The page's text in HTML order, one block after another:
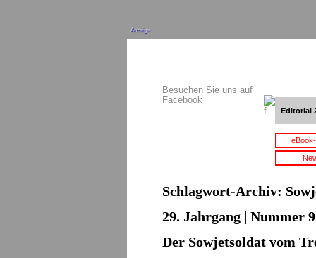
Anzeige
Besuchen Sie uns auf
Facebook
Editorial
Schlagwort-Archiv:
29. Jahrgang | Nummer
Der Sowjetsoldat vom